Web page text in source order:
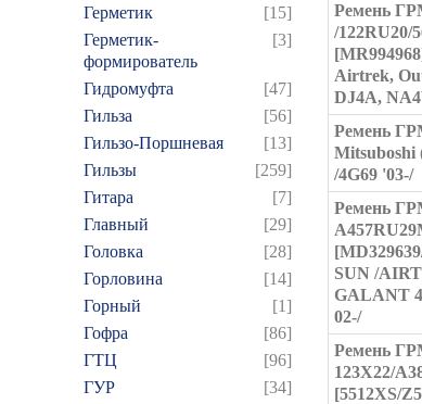
Герметик
[15]
Герметик-
формирователь
[3]
Гидромуфта
[47]
Гильза
[56]
Гильзо-Поршневая
[13]
Гильзы
[259]
Гитара
[7]
Главный
[29]
Головка
[28]
Горловина
[14]
Горный
[1]
Гофра
[86]
ГТЦ
[96]
ГУР
[34]
Ремень
/122RU20/
Airtrek,
DJ4A,
Ремень
Mitsuboshi
/4G69 '03-/
Ремень
SUN /
GALANT
02-/
Ремень
123X22/
[5512XS/